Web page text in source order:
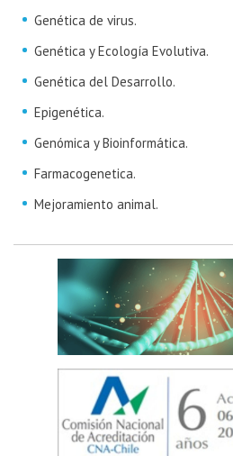
Genética de virus.
Genética y Ecología Evolutiva.
Genética del Desarrollo.
Epigenética.
Genómica y Bioinformática.
Farmacogenetica.
Mejoramiento animal.